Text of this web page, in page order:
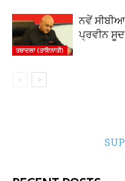
ਤਬਾਦਲਾ (ਤਾਇਨਾਤੀ)
ਨਵੇਂ
ਪ੍ਰਵੀਨ ਸੂਦ